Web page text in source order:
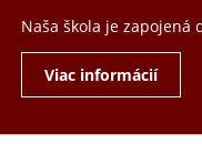
Naša škola je zapojená
Viac informácií